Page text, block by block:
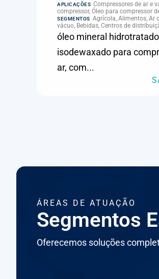
APLICAÇÕES Compressores de ar e
compressor, Óleo para compressor
palheta de compressor, Refrigeração,
compressores
SEGMENTOS Agrícola, Alimentos, Ar
vácuo, Bebidas, Centros de
Cimento, Climatização e HVAC, Data
Eletroeletrônica, Embalagens e latas,
Eólico, Farmacêutica e cosmética,
Laticínios, Madeira e móveis,
Naval e portuário, Panificação, Papel
Petróleo e gás, Pintura industrial,
Química e petroquímica,
óleo mineral
isodewaxado para
ar, com...
ÁREAS DE ATUAÇÃO
Segmentos
Oferecemos soluções